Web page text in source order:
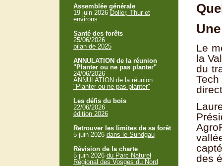
Le
la
du
des
Assemblée générale
19 juin 2026 Doller, Thur et
environs
Santé des forêts
25/06/2026
bilan de 2025
ANNULATION de la réunion
"Planter ou ne pas planter"
24/06/2026
ANNULATION de la réunion
"Planter ou ne pas planter"
Les défis du bois
22/06/2026
édition 2026
Retrouver les limites de sa forêt
5 juin 2026 dans le Sundgau
Révision de la charte
5 juin 2026 du Parc Naturel
Régional des Vosges du Nord